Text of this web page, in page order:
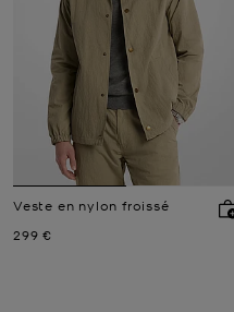
Veste en nylon froissé
Prix actuel
299 €